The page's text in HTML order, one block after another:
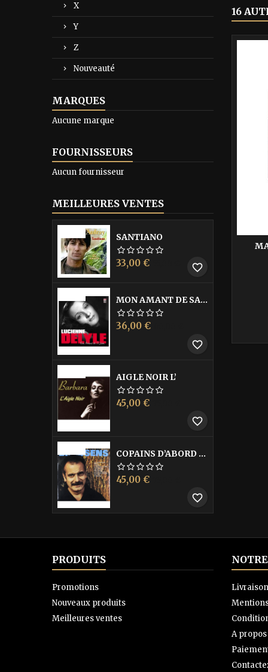
X
Y
Z
Nouveauté
MARQUES
Aucune marque
FOURNISSEURS
Aucun fournisseur
MEILLEURES VENTES
SANTIANO
Prix
33,00 € favorite_border
MON AMANT DE SAINT JEAN
Prix
36,00 €
favorite_border
AIGLE NOIR L’
Prix
45,00 €
favorite_border
COPAINS D’ABORD LES
Prix
45,00 €
favorite_border
16
PRODUITS
Promotions
Nouveaux produits
Meilleures ventes
Livraison
A propos